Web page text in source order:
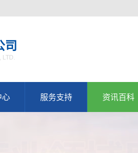
司
LTD.
心 服务支持 资讯百科